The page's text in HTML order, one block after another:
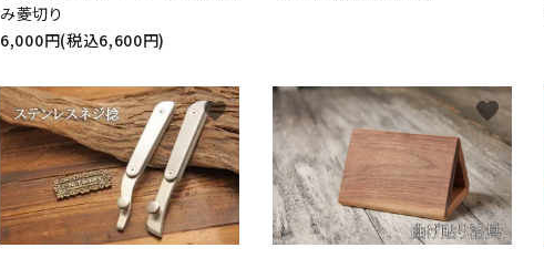
み菱切り
6,000円(税込6,600円)
favorite favorite